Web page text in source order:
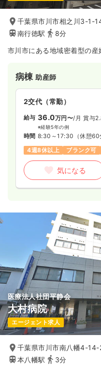
千葉県市川市相之川3-1-
南行徳駅
8分
市川市にある地域密着型の産
病棟 助産師
2交代（常勤）
給与 36.0万円〜/月 賞与
※経験5年の例
時間 8:30～17:30 （休憩60
4週8休以上
ブランク可
気になる
医療法人社団平静会
大村病院
エージェント求人
千葉県市川市南八幡4-14-
本八幡駅
3分